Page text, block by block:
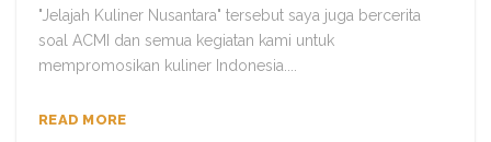
"Jelajah Kuliner Nusantara" tersebut saya juga bercerita
soal ACMI dan semua kegiatan kami untuk
mempromosikan kuliner Indonesia....
READ MORE